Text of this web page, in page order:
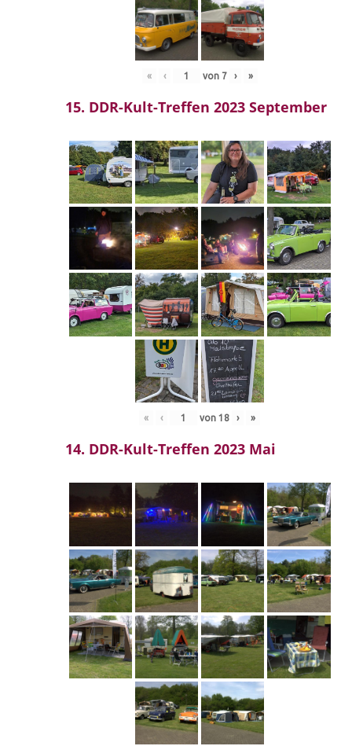
« ‹ von 7 › »
15. DDR-Kult-Treffen 2023 September
« ‹ von 18 › »
14. DDR-Kult-Treffen 2023 Mai